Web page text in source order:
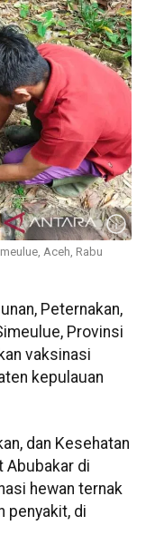
Aceh, Rabu
Peternakan,
Provinsi
vaksinasi
kepulauan
dan Kesehatan
Abubakar di
hewan ternak
penyakit, di